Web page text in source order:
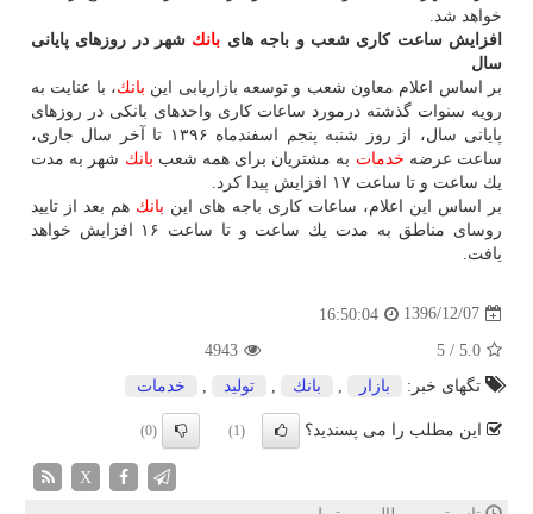
خواهد شد.
افزایش ساعت كاری شعب و باجه های بانك شهر در روزهای پایانی
سال
بر اساس اعلام معاون شعب و توسعه بازاریابی این بانك، با عنایت به
رویه سنوات گذشته درمورد ساعات كاری واحدهای بانكی در روزهای
پایانی سال، از روز شنبه پنجم اسفندماه ۱۳۹۶ تا آخر سال جاری،
ساعت عرضه خدمات به مشتریان برای همه شعب بانك شهر به مدت
یك ساعت و تا ساعت ۱۷ افزایش پیدا كرد.
بر اساس این اعلام، ساعات كاری باجه های این بانك هم بعد از تایید
روسای مناطق به مدت یك ساعت و تا ساعت ۱۶ افزایش خواهد
یافت.
1396/12/07
16:50:04
5.0
/
5
4943
تگهای خبر:
بازار بانك تولید خدمات
این مطلب را می پسندید؟ (1)
(0)
X